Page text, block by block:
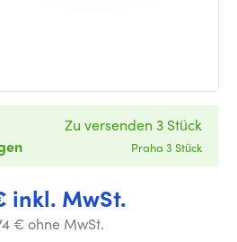
inkl. MwSt.
€ ohne MwSt.
Zu versenden 3 Stück
Praha 3 Stück